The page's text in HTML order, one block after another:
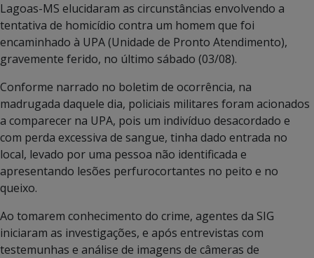
Lagoas-MS elucidaram as circunstâncias envolvendo a
tentativa de homicídio contra um homem que foi
encaminhado à UPA (Unidade de Pronto Atendimento),
gravemente ferido, no último sábado (03/08).
Conforme narrado no boletim de ocorrência, na
madrugada daquele dia, policiais militares foram acionados
a comparecer na UPA, pois um indivíduo desacordado e
com perda excessiva de sangue, tinha dado entrada no
local, levado por uma pessoa não identificada e
apresentando lesões perfurocortantes no peito e no
queixo.
Ao tomarem conhecimento do crime, agentes da SIG
iniciaram as investigações, e após entrevistas com
testemunhas e análise de imagens de câmeras de